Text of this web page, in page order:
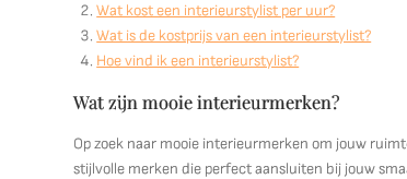
Wat kost een interieurstylist per uur?
Wat is de kostprijs van een interieurstylist?
Hoe vind ik een interieurstylist?
Wat zijn mooie interieurmerken?
Op zoek naar mooie interieurmerken om jouw
stijlvolle merken die perfect aansluiten bij jouw